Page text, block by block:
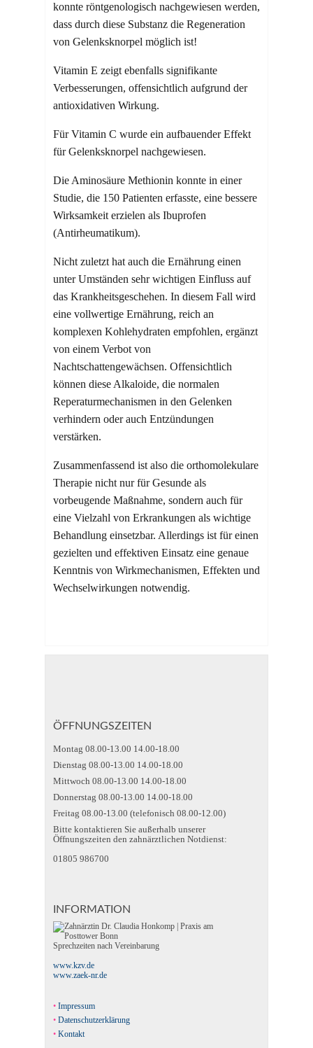
konnte röntgenologisch nachgewiesen werden,
dass durch diese Substanz die Regeneration
von Gelenksknorpel möglich ist!
Vitamin E zeigt ebenfalls signifikante
Verbesserungen, offensichtlich aufgrund der
antioxidativen Wirkung.
Für Vitamin C wurde ein aufbauender Effekt
für Gelenksknorpel nachgewiesen.
Die Aminosäure Methionin konnte in einer
Studie, die 150 Patienten erfasste, eine bessere
Wirksamkeit erzielen als Ibuprofen
(Antirheumatikum).
Nicht zuletzt hat auch die Ernährung einen
unter Umständen sehr wichtigen Einfluss auf
das Krankheitsgeschehen. In diesem Fall wird
eine vollwertige Ernährung, reich an
komplexen Kohlehydraten empfohlen, ergänzt
von einem Verbot von
Nachtschattengewächsen. Offensichtlich
können diese Alkaloide, die normalen
Reperaturmechanismen in den Gelenken
verhindern oder auch Entzündungen
verstärken.
Zusammenfassend ist also die orthomolekulare
Therapie nicht nur für Gesunde als
vorbeugende Maßnahme, sondern auch für
eine Vielzahl von Erkrankungen als wichtige
Behandlung einsetzbar. Allerdings ist für einen
gezielten und effektiven Einsatz eine genaue
Kenntnis von Wirkmechanismen, Effekten und
Wechselwirkungen notwendig.
ÖFFNUNGSZEITEN
Montag 08.00-13.00 14.00-18.00
Dienstag 08.00-13.00 14.00-18.00
Mittwoch 08.00-13.00 14.00-18.00
Donnerstag 08.00-13.00 14.00-18.00
Freitag 08.00-13.00 (telefonisch 08.00-12.00)
Bitte kontaktieren Sie außerhalb unserer
Öffnungszeiten den zahnärztlichen Notdienst:
01805 986700
INFORMATION
Sprechzeiten nach Vereinbarung
www.kzv.de
www.zaek-nr.de
Impressum
Datenschutzerklärung
Kontakt